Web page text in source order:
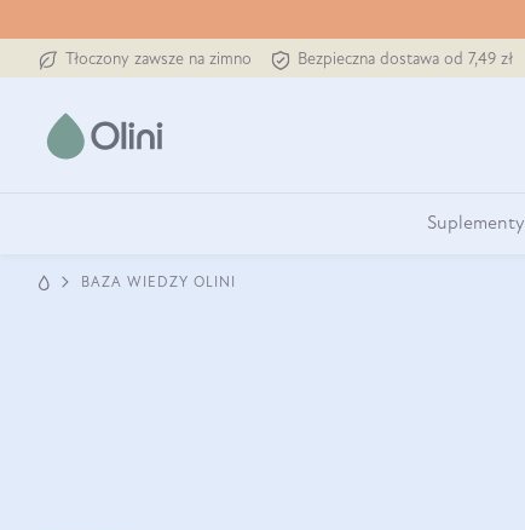
Tłoczony zawsze na zimno Bezpieczna dostawa od 7,49 zł
Suplementy
BAZA WIEDZY OLINI